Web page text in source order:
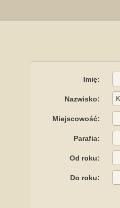
Imię:
Nazwisko:
Miejscowość:
Parafia:
Od roku:
Do roku: